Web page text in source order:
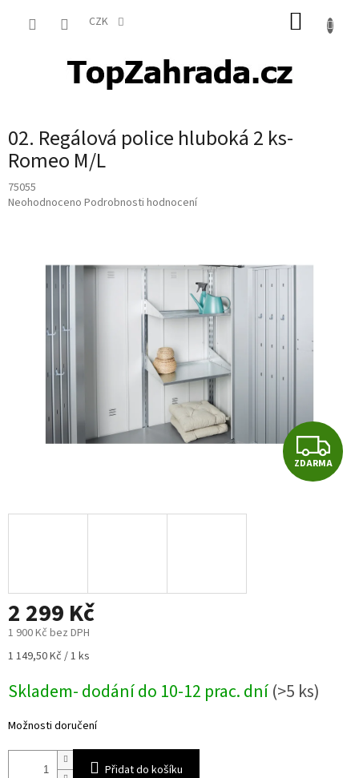
CZK
02. Regálová police hluboká 2 ks-
Romeo M/L
75055
Průměrné
Neohodnoceno Podrobnosti hodnocení
Z
D
ZDARMA
2 299 Kč
1 900 Kč bez DPH
Měrná
1 149,50 Kč / 1 ks
Skladem- dodání do 10-12 prac. dní(>5 ks)
Možnosti doručení
Přidat do košíku